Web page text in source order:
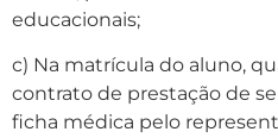
educacionais;
c) Na matrícula do aluno,
contrato de prestação de
ficha médica pelo